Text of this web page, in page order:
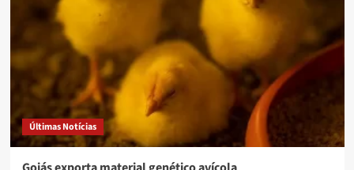
Campanha
do
Agasalho
doação
para
toda
a
Últimas Notícias